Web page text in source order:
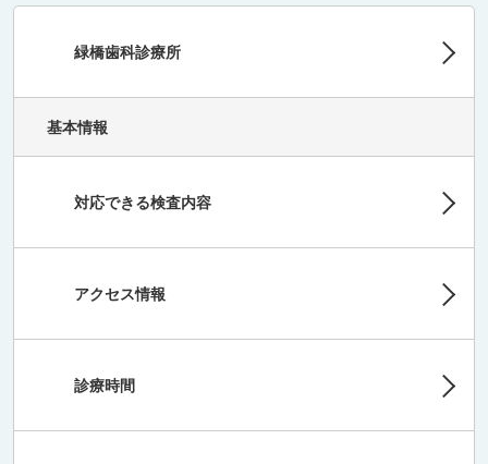
緑橋歯科診療所
基本情報
対応できる検査内容
アクセス情報
診療時間